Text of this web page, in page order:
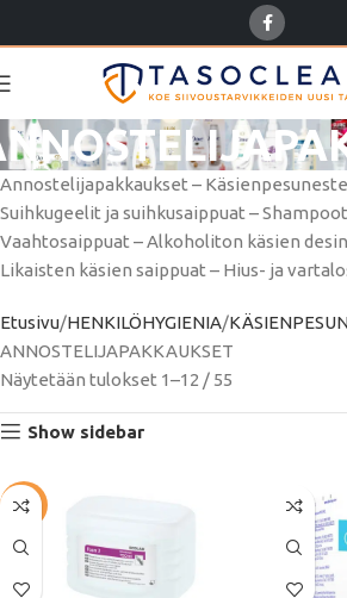
Annostelijapakkaukset –
Suihkugeelit ja suihkusaippuat –
Vaahtosaippuat – Alkoholiton käsien
Likaisten käsien saippuat – Hius- ja
Etusivu HENKILÖHYGIENIA
ANNOSTELIJAPAKKAUKSET
Näytetään tulokset 1–12 / 55
Show sidebar
-36%